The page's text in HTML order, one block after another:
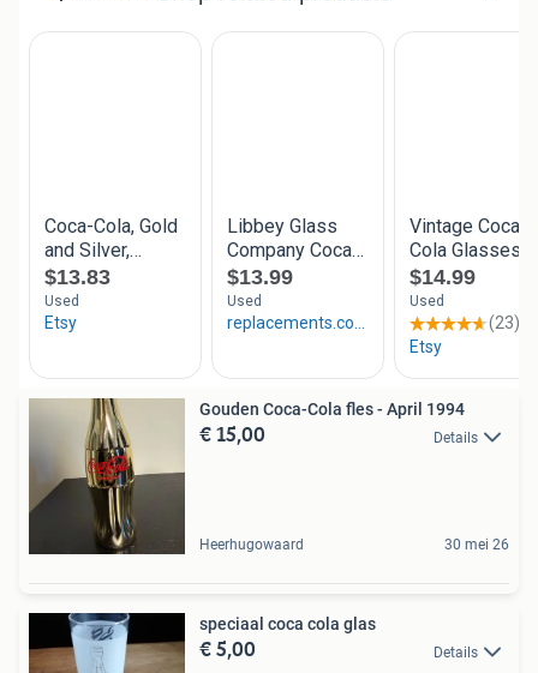
Gouden Coca-Cola fles - April 1994
€ 15,00 Details
Heerhugowaard 30 mei 26
speciaal coca cola glas
€ 5,00 Details